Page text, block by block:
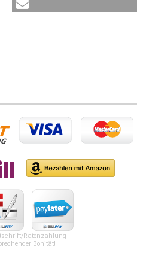
Ratenzahlung
Bonität!